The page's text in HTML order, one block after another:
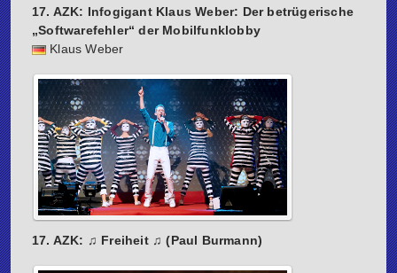
17. AZK: Infogigant Klaus Weber: Der betrügerische
„Softwarefehler“ der Mobilfunklobby
Klaus Weber
17. AZK: ♫ Freiheit ♫ (Paul Burmann)